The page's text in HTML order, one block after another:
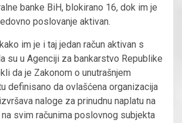
banke BiH, blokirano 16, dok im je
poslovanje aktivan.
im je i taj jedan račun aktivan s
su u Agenciji za bankarstvo Republike
da je Zakonom o unutrašnjem
definisano da ovlašćena organizacija
naloge za prinudnu naplatu na
svim računima poslovnog subjekta